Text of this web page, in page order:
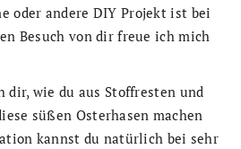
oder andere DIY Projekt ist bei
Besuch von dir freue ich mich
dir, wie du aus Stoffresten und
süßen Osterhasen machen
kannst du natürlich bei sehr